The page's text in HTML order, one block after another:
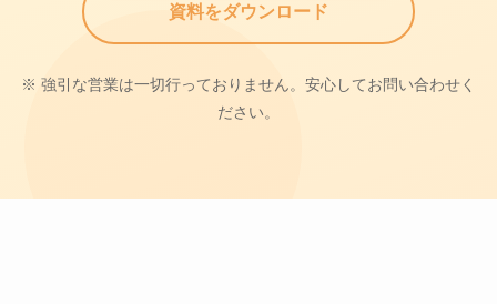
資料をダウンロード
※ 強引な営業は一切行っておりません。安心してお問い合わせく
ださい。